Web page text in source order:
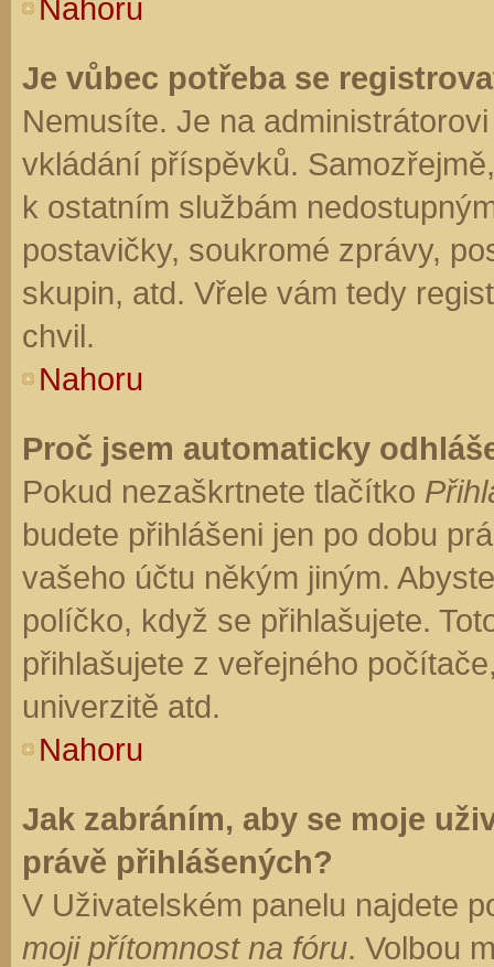
Nahoru
Je vůbec potřeba se
Nemusíte. Je na
vkládání příspěvků.
k ostatním službám
postavičky, soukromé zprávy,
skupin, atd. Vřele vám tedy
chvil.
Nahoru
Proč jsem automaticky
Pokud nezaškrtnete tlačítko
budete přihlášeni jen po dobu
vašeho účtu někým jiným.
políčko, když se přihlašujete.
přihlašujete z veřejného
univerzitě atd.
Nahoru
Jak zabráním, aby se moje
právě přihlášených?
V Uživatelském panelu najdete
moji přítomnost na fóru. Volbou